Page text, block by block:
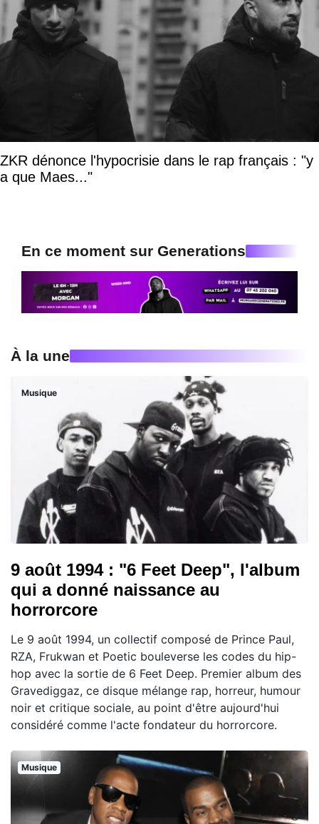
ZKR dénonce l'hypocrisie dans le rap français : "y
a que Maes..."
En ce moment sur Generations
À la une
Musique
9 août 1994 : "6 Feet Deep", l'album
qui a donné naissance au
horrorcore
Le 9 août 1994, un collectif composé de Prince Paul,
RZA, Frukwan et Poetic bouleverse les codes du hip-
hop avec la sortie de 6 Feet Deep. Premier album des
Gravediggaz, ce disque mélange rap, horreur, humour
noir et critique sociale, au point d'être aujourd'hui
considéré comme l'acte fondateur du horrorcore.
Musique